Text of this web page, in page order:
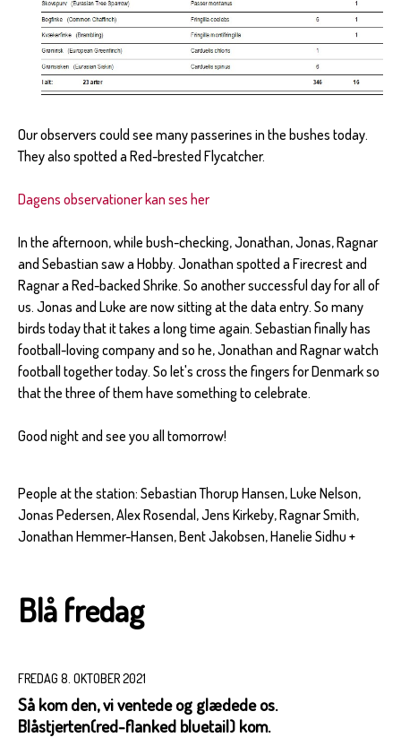
Our observers could see many passerines in the bushes today.
They also spotted a Red-brested Flycatcher.
Dagens observationer kan ses her
In the afternoon, while bush-checking, Jonathan, Jonas, Ragnar
and Sebastian saw a Hobby. Jonathan spotted a Firecrest and
Ragnar a Red-backed Shrike. So another successful day for all of
us. Jonas and Luke are now sitting at the data entry. So many
birds today that it takes a long time again. Sebastian finally has
football-loving company and so he, Jonathan and Ragnar watch
football together today. So let's cross the fingers for Denmark so
that the three of them have something to celebrate.
Good night and see you all tomorrow!
People at the station: Sebastian Thorup Hansen, Luke Nelson,
Jonas Pedersen, Alex Rosendal, Jens Kirkeby, Ragnar Smith,
Jonathan Hemmer-Hansen, Bent Jakobsen, Hanelie Sidhu +
Blå fredag
FREDAG 8. OKTOBER 2021
Så kom den, vi ventede og glædede os.
Blåstjerten(red-flanked bluetail) kom.